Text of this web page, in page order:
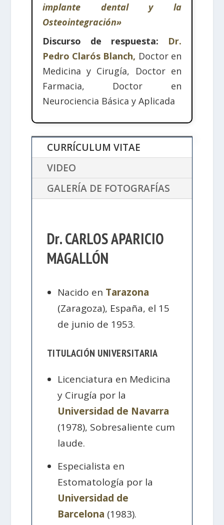
implante dental y la
Osteointegración»
Discurso de respuesta: Dr.
Pedro Clarós Blanch, Doctor en
Medicina y Cirugía, Doctor en
Farmacia, Doctor en
Neurociencia Básica y Aplicada
CURRÍCULUM VITAE
VIDEO
GALERÍA DE FOTOGRAFÍAS
Dr. CARLOS APARICIO
MAGALLÓN
Nacido en Tarazona
(Zaragoza), España, el 15
de junio de 1953.
TITULACIÓN UNIVERSITARIA
Licenciatura en Medicina
y Cirugía por la
Universidad de Navarra
(1978), Sobresaliente cum
laude.
Especialista en
Estomatología por la
Universidad de
Barcelona (1983).